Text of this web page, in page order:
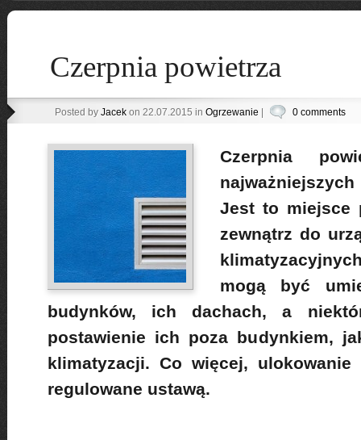
Czerpnia powietrza
Posted by Jacekon 22.07.2015 in Ogrzewanie 0 comments
Czerpnia
Jest to miejsce
zewnątrz do
mogą być
budynków, ich dachach, a
postawienie ich poza budynkiem,
klimatyzacji. Co więcej,
regulowane ustawą.